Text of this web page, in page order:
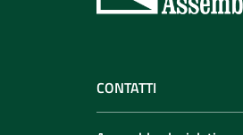
CONTATTI